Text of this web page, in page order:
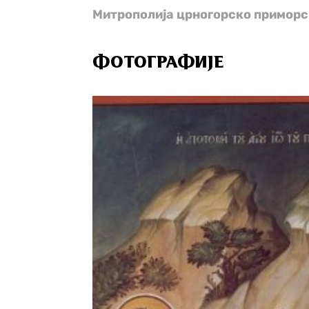
Митрополија црногорско
ФОТОГРАФИЈЕ